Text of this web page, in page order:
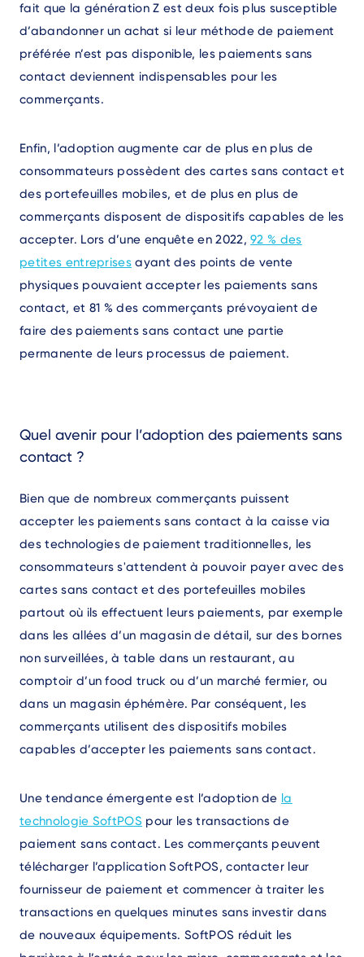
fait que la génération Z est deux fois plus susceptible
d’abandonner un achat si leur méthode de paiement
préférée n’est pas disponible, les paiements sans
contact deviennent indispensables pour les
commerçants.
Enfin, l’adoption augmente car de plus en plus de
consommateurs possèdent des cartes sans contact et
des portefeuilles mobiles, et de plus en plus de
commerçants disposent de dispositifs capables de les
accepter. Lors d’une enquête en 2022,92 % des
petites entreprises ayant des points de vente
physiques pouvaient accepter les paiements sans
contact, et 81 % des commerçants prévoyaient de
faire des paiements sans contact une partie
permanente de leurs processus de paiement.
Quel avenir pour l’adoption des paiements sans
contact ?
Bien que de nombreux commerçants puissent
accepter les paiements sans contact à la caisse via
des technologies de paiement traditionnelles, les
consommateurs s'attendent à pouvoir payer avec des
cartes sans contact et des portefeuilles mobiles
partout où ils effectuent leurs paiements, par exemple
dans les allées d’un magasin de détail, sur des bornes
non surveillées, à table dans un restaurant, au
comptoir d’un food truck ou d’un marché fermier, ou
dans un magasin éphémère. Par conséquent, les
commerçants utilisent des dispositifs mobiles
capables d’accepter les paiements sans contact.
Une tendance émergente est l’adoption de la
technologie SoftPOS pour les transactions de
paiement sans contact. Les commerçants peuvent
télécharger l’application SoftPOS, contacter leur
fournisseur de paiement et commencer à traiter les
transactions en quelques minutes sans investir dans
de nouveaux équipements. SoftPOS réduit les